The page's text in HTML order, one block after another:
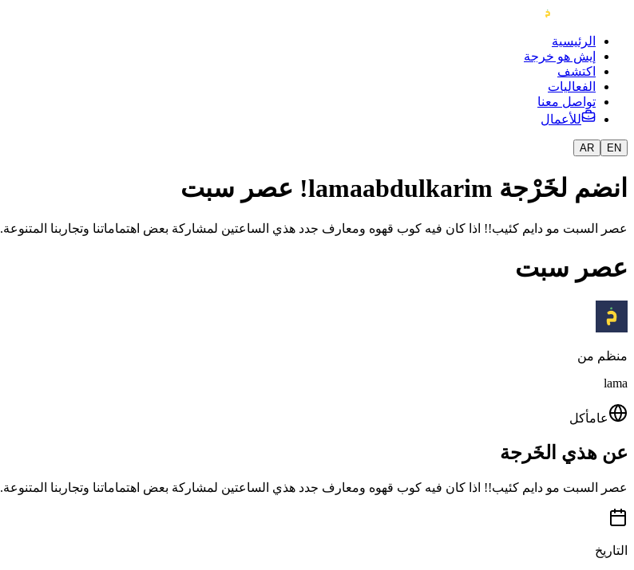
الرئيسية
إيش هو خرجة
اكتشف
الفعاليات
تواصل معنا
للأعمال
EN
AR
انضم لخَرْجة lamaabdulkarim! عصر سبت
عصر السبت مو دايم كئيب!! اذا كان فيه كوب قهوه ومعارف جدد هذي الساعتين لمشاركة بعض اهتماماتنا وتجاربنا المتنوعة.
عصر سبت
منظم من
lama
عامأكل
عن هذي الخَرجة
عصر السبت مو دايم كئيب!! اذا كان فيه كوب قهوه ومعارف جدد هذي الساعتين لمشاركة بعض اهتماماتنا وتجاربنا المتنوعة.
التاريخ